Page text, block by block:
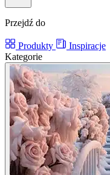
Przejdź do
Produkty
Inspiracje
Kategorie